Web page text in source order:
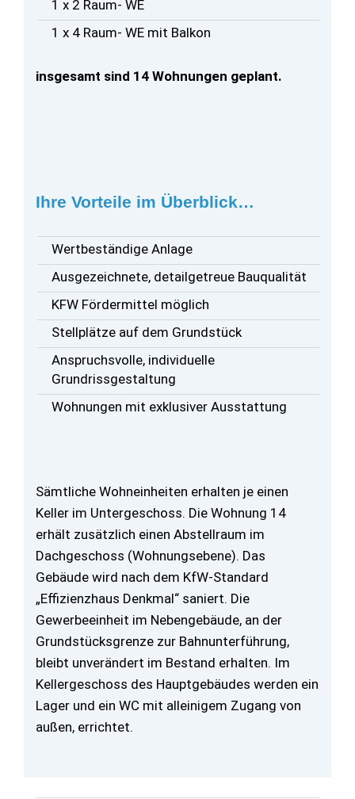
1 x 2 Raum- WE
1 x 4 Raum- WE mit Balkon
insgesamt sind 14 Wohnungen geplant.
Ihre Vorteile im Überblick…
Wertbeständige Anlage
Ausgezeichnete, detailgetreue Bauqualität
KFW Fördermittel möglich
Stellplätze auf dem Grundstück
Anspruchsvolle, individuelle
Grundrissgestaltung
Wohnungen mit exklusiver Ausstattung
Sämtliche Wohneinheiten erhalten je einen
Keller im Untergeschoss. Die Wohnung 14
erhält zusätzlich einen Abstellraum im
Dachgeschoss (Wohnungsebene). Das
Gebäude wird nach dem KfW-Standard
„Effizienzhaus Denkmal“ saniert. Die
Gewerbeeinheit im Nebengebäude, an der
Grundstücksgrenze zur Bahnunterführung,
bleibt unverändert im Bestand erhalten. Im
Kellergeschoss des Hauptgebäudes werden ein
Lager und ein WC mit alleinigem Zugang von
außen, errichtet.